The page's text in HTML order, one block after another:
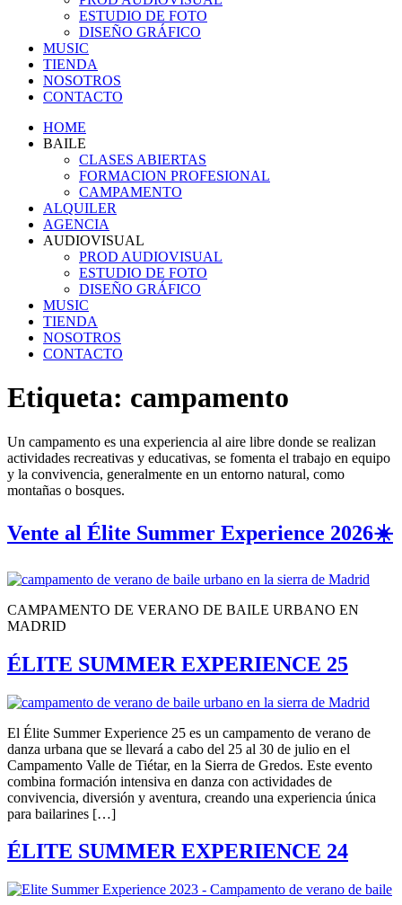
ESTUDIO DE FOTO
DISEÑO GRÁFICO
MUSIC
TIENDA
NOSOTROS
CONTACTO
HOME
BAILE
CLASES ABIERTAS
FORMACION PROFESIONAL
CAMPAMENTO
ALQUILER
AGENCIA
AUDIOVISUAL
PROD AUDIOVISUAL
ESTUDIO DE FOTO
DISEÑO GRÁFICO
MUSIC
TIENDA
NOSOTROS
CONTACTO
Etiqueta: campamento
Un campamento es una experiencia al aire libre donde se realizan
actividades recreativas y educativas, se fomenta el trabajo en equipo
y la convivencia, generalmente en un entorno natural, como
montañas o bosques.
Vente al Élite Summer Experience 2026☀️
CAMPAMENTO DE VERANO DE BAILE URBANO EN
MADRID
ÉLITE SUMMER EXPERIENCE 25
El Élite Summer Experience 25 es un campamento de verano de
danza urbana que se llevará a cabo del 25 al 30 de julio en el
Campamento Valle de Tiétar, en la Sierra de Gredos. Este evento
combina formación intensiva en danza con actividades de
convivencia, diversión y aventura, creando una experiencia única
para bailarines […]
ÉLITE SUMMER EXPERIENCE 24